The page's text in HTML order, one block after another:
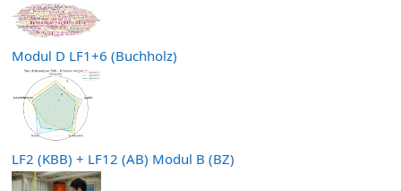
Modul D LF1+6 (Buchholz)
LF2 (KBB) + LF12 (AB) Modul B (BZ)